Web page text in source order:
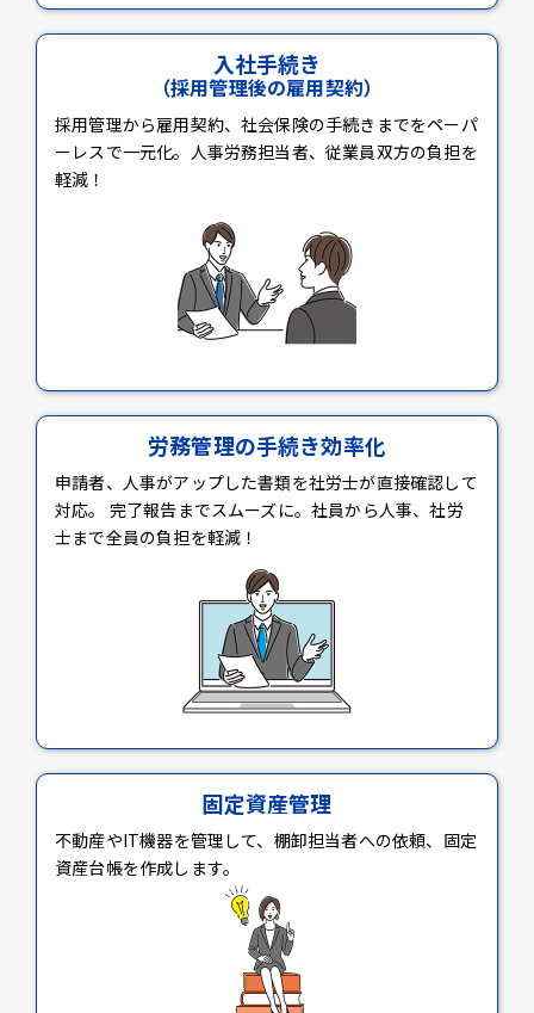
入社手続き
（採用管理後の雇用契約）
採用管理から雇用契約、社会保険の手続きまでをペーパ
ーレスで一元化。人事労務担当者、従業員双方の負担を
軽減！
労務管理の手続き効率化
申請者、人事がアップした書類を社労士が直接確認して
対応。 完了報告までスムーズに。社員から人事、社労
士まで全員の負担を軽減！
固定資産管理
不動産やIT機器を管理して、棚卸担当者への依頼、固定
資産台帳を作成します。